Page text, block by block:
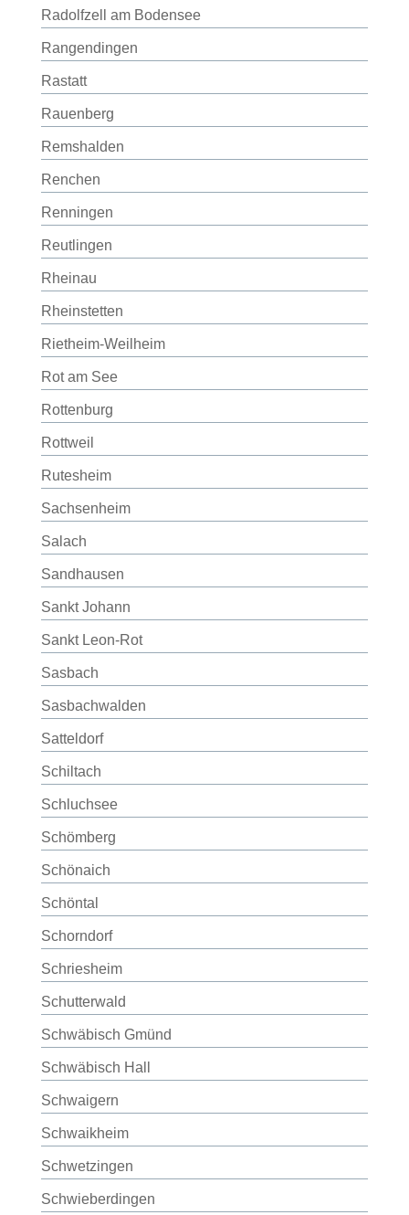
Radolfzell am Bodensee
Rangendingen
Rastatt
Rauenberg
Remshalden
Renchen
Renningen
Reutlingen
Rheinau
Rheinstetten
Rietheim-Weilheim
Rot am See
Rottenburg
Rottweil
Rutesheim
Sachsenheim
Salach
Sandhausen
Sankt Johann
Sankt Leon-Rot
Sasbach
Sasbachwalden
Satteldorf
Schiltach
Schluchsee
Schömberg
Schönaich
Schöntal
Schorndorf
Schriesheim
Schutterwald
Schwäbisch Gmünd
Schwäbisch Hall
Schwaigern
Schwaikheim
Schwetzingen
Schwieberdingen